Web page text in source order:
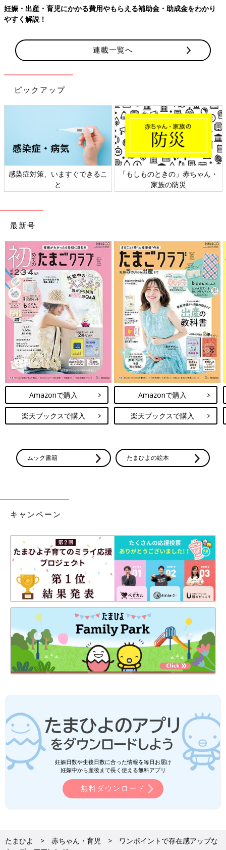
らえる補助金・助成金をわかり 【ワクチン接種できるものも】
連載一覧へ
ピックアップ
るこ
「もしものときの」赤ちゃん・
日本外来小児科学会リー
ト検討会
最新号
Amazonで購入
楽天ブックスで購入
Amazonで購入
楽天ブックスで購入
ムック書籍 たまひよの絵本
キャンペーン
妊娠日数や生後日数に合った情報を毎日お届け
妊娠中から産後まで長く使える無料アプリ
無料ダウンロード
たまひよ 赤ちゃん・育児
ワンポイントで存在感アップな